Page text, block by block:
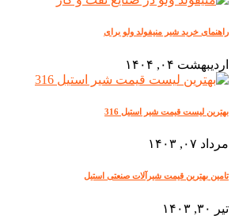
راهنمای خرید شیر منیفولد ولو برای
اردیبهشت ۰۴, ۱۴۰۴
بهترین لیست قیمت شیر استیل 316
مرداد ۰۷, ۱۴۰۳
تامین بهترین قیمت شیرآلات صنعتی استیل
تیر ۳۰, ۱۴۰۳